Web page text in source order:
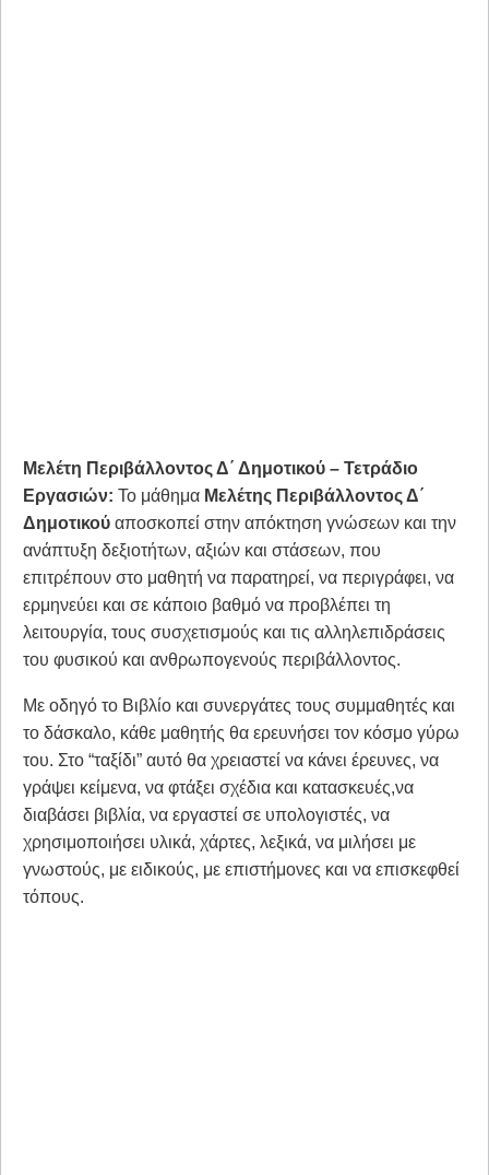
Μελέτη Περιβάλλοντος Δ΄ Δημοτικού – Τετράδιο
Εργασιών: Το μάθημα Μελέτης Περιβάλλοντος Δ΄
Δημοτικού αποσκοπεί στην απόκτηση γνώσεων και την
ανάπτυξη δεξιοτήτων, αξιών και στάσεων, που
επιτρέπουν στο μαθητή να παρατηρεί, να περιγράφει, να
ερμηνεύει και σε κάποιο βαθμό να προβλέπει τη
λειτουργία, τους συσχετισμούς και τις αλληλεπιδράσεις
του φυσικού και ανθρωπογενούς περιβάλλοντος.
Με οδηγό το Βιβλίο και συνεργάτες τους συμμαθητές και
το δάσκαλο, κάθε μαθητής θα ερευνήσει τον κόσμο γύρω
του. Στο “ταξίδι” αυτό θα χρειαστεί να κάνει έρευνες, να
γράψει κείμενα, να φτάξει σχέδια και κατασκευές,να
διαβάσει βιβλία, να εργαστεί σε υπολογιστές, να
χρησιμοποιήσει υλικά, χάρτες, λεξικά, να μιλήσει με
γνωστούς, με ειδικούς, με επιστήμονες και να επισκεφθεί
τόπους.